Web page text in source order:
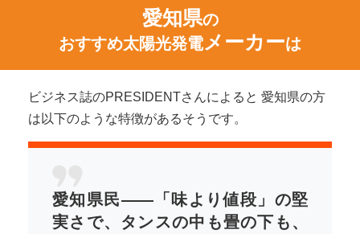
愛知県の
おすすめ太陽光発電メーカーは
ビジネス誌のPRESIDENTさんによると 愛知県の方
は以下のような特徴があるそうです。
愛知県民――「味より値段」の堅
実さで、タンスの中も畳の下も、